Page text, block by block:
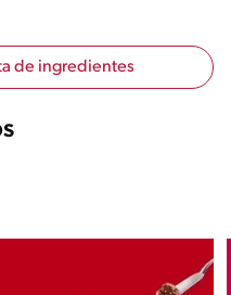
de ingredientes